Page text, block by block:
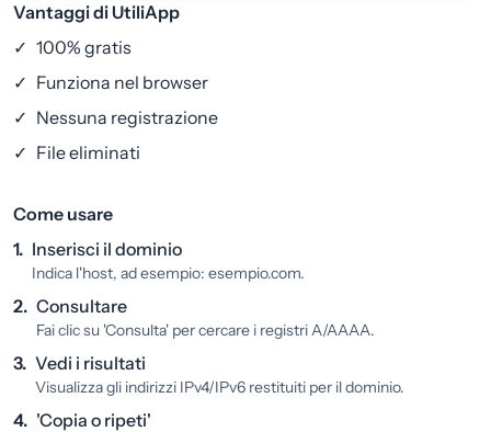
Vantaggi di UtiliApp
✓ 100% gratis
✓ Funziona nel browser
✓ Nessuna registrazione
✓ File eliminati
Come usare
1. Inserisci il dominio
Indica l'host, ad esempio: esempio.com.
2. Consultare
Fai clic su 'Consulta' per cercare i registri A/AAAA.
3. Vedi i risultati
Visualizza gli indirizzi IPv4/IPv6 restituiti per il dominio.
4. 'Copia o ripeti'